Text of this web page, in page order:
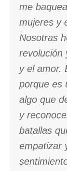
me
mujeres y
Nosotras
revolución
y el amor.
porque es
algo que
y
batallas
empatizar